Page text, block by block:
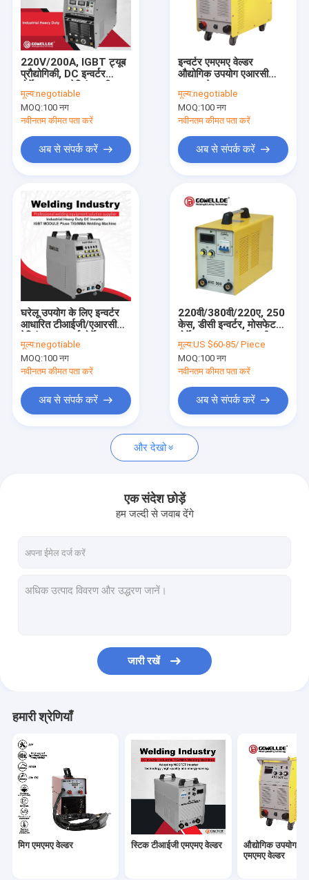
उत्पादों
वीडियो
वीआर शो
हमारे बारे में
कारखाना भ्रमण
गुणवत्ता नियंत्रण
संपर्क करें
एक उद्धरण का अनुरोध करें
स्टिक टीआईजी एमएमए वेल्डर
औद्योगिक उपयोग एआरसी एमएमए वेल्डर
मिनी एआरसी वेल्डर
मशाल स्पेयर पार्ट्स
सेल्फ डार्कनिंग वेल्डिंग हेलमेट
फाइबर लेजर वेल्डर
सीएनसी काटने की मशीन
220V/200A, IGBT ट्यूब
प्रौद्योगिकी, DC इन्वर्टर
MIG250GF
मूल्य:negotiable
MOQ:100 नग
नवीनतम कीमत पता करें
अब से संपर्क करें
इन्वर्टर एमएमए वेल्डर
औद्योगिक उपयोग एआरसी
पोर्टेबल वेल्डिंग मशीनमशीन
ARC500
मूल्य:negotiable
MOQ:100 नग
नवीनतम कीमत पता करें
अब से संपर्क करें
घरेलू उपयोग के लिए इन्वर्टर
आधारित टीआईजी/एआरसी
वेल्डिंग मशीन उन्नत इन्वर्टर
प्रौद्योगिकी वेल्डिंग मशीन
मूल्य:negotiable
MOQ:100 नग
नवीनतम कीमत पता करें
अब से संपर्क करें
220वी/380वी/220ए, 250
केस, डीसी इन्वर्टर, मोसफेट
वेल्डिंग उपकरण-आर्क300
मूल्य:US $60-85/ Piece
MOQ:100 नग
नवीनतम कीमत पता करें
अब से संपर्क करें
और देखो
एक संदेश छोड़ें
हम जल्दी से जवाब देंगे
जारी रखें
हमारी श्रेणियाँ
मिग एमएमए वेल्डर स्टिक टीआईजी एमएमए वेल्डर
औद्योगिक उपयोग
एमएमए वेल्डर